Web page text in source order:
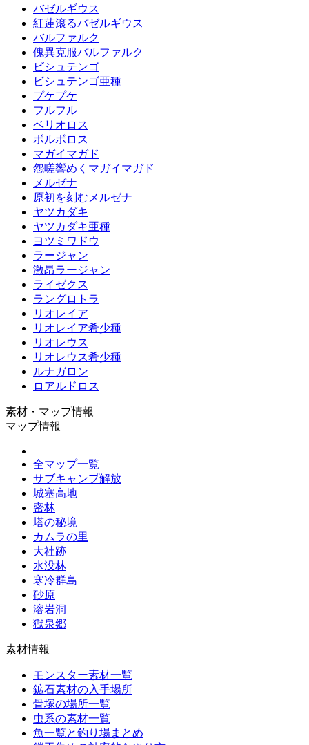
バゼルギウス
紅蓮滾るバゼルギウス
バルファルク
傀異克服バルファルク
ビシュテンゴ
ビシュテンゴ亜種
プケプケ
フルフル
ベリオロス
ボルボロス
マガイマガド
怨嗟響めくマガイマガド
メルゼナ
原初を刻むメルゼナ
ヤツカダキ
ヤツカダキ亜種
ヨツミワドウ
ラージャン
激昂ラージャン
ライゼクス
ラングロトラ
リオレイア
リオレイア希少種
リオレウス
リオレウス希少種
ルナガロン
ロアルドロス
素材・マップ情報
マップ情報
全マップ一覧
サブキャンプ解放
城塞高地
密林
塔の秘境
カムラの里
大社跡
水没林
寒冷群島
砂原
溶岩洞
獄泉郷
素材情報
モンスター素材一覧
鉱石素材の入手場所
骨塚の場所一覧
虫系の素材一覧
魚一覧と釣り場まとめ